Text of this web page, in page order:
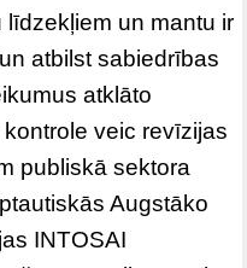
un mantu ir
atbilst sabiedrības
atklāto
veic revīzijas
publiskā sektora
Augstāko
INTOSAI